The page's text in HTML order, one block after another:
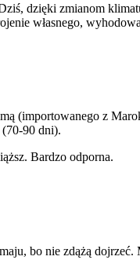
dzięki zmianom
własnego,
(importowanego z
90 dni).
Bardzo odporna.
bo nie zdążą dojrzeć.